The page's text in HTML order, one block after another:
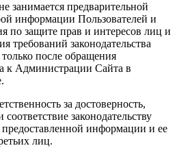
занимается предварительной
информации Пользователей и
по защите прав и интересов лиц и
требований законодательства
после обращения
к Администрации Сайта в
за достоверность,
законодательству
информации и ее
лиц.